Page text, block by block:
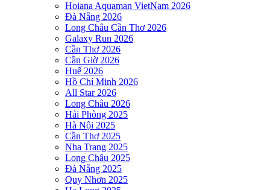
Hoiana Aquaman VietNam 2026
Đà Nẵng 2026
Long Châu Cần Thơ 2026
Galaxy Run 2026
Cần Thơ 2026
Cần Giờ 2026
Huế 2026
Hồ Chí Minh 2026
All Star 2026
Long Châu 2026
Hải Phòng 2025
Hà Nội 2025
Cần Thơ 2025
Nha Trang 2025
Long Châu 2025
Đà Nẵng 2025
Quy Nhơn 2025